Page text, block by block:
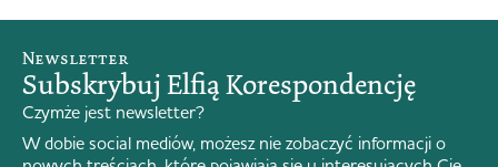
Newsletter
Subskrybuj Elfią Korespondencję
Czymże jest newsletter?
W dobie social mediów, możesz nie zobaczyć informacji o